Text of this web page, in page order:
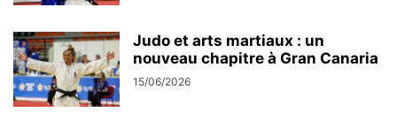
Judo et arts martiaux : un
nouveau chapitre à Gran Canaria
15/06/2026